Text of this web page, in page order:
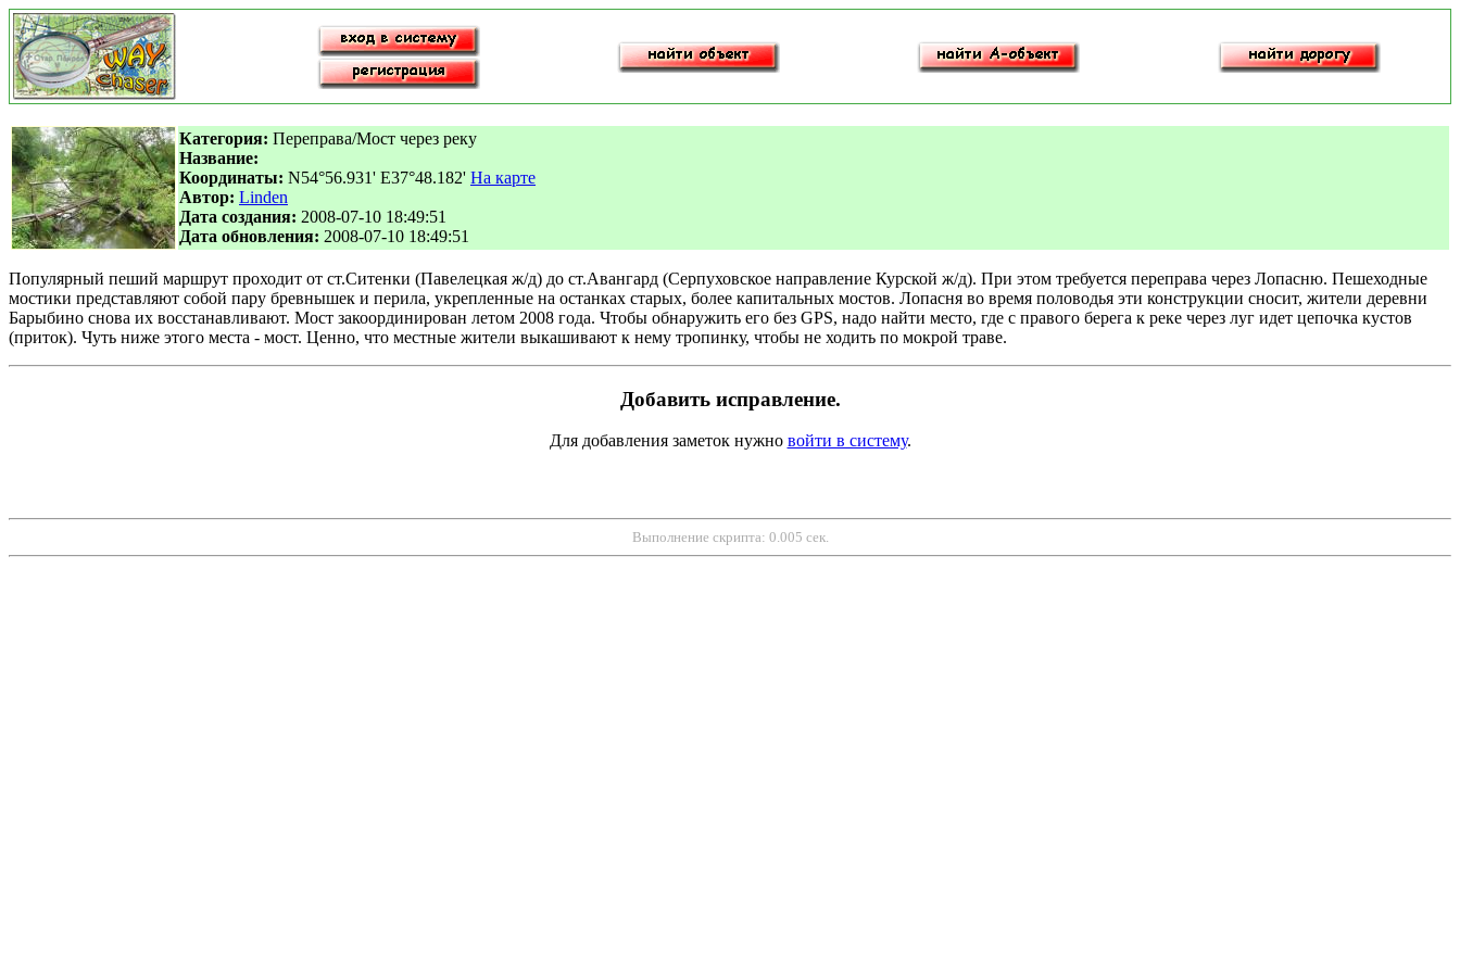
Категория: Переправа/Мост через реку
Название:
Координаты: N54°56.931' E37°48.182' На карте
Автор: Linden
Дата создания: 2008-07-10 18:49:51
Дата обновления: 2008-07-10 18:49:51
Популярный пеший маршрут проходит от ст.Ситенки (Павелецкая ж/д) до ст.Авангард (Серпуховское направление Курской ж/д). При этом требуется переправа через Лопасню. Пешеходные
мостики представляют собой пару бревнышек и перила, укрепленные на останках старых, более капитальных мостов. Лопасня во время половодья эти конструкции сносит, жители деревни
Барыбино снова их восстанавливают. Мост закоординирован летом 2008 года. Чтобы обнаружить его без GPS, надо найти место, где с правого берега к реке через луг идет цепочка кустов
(приток). Чуть ниже этого места - мост. Ценно, что местные жители выкашивают к нему тропинку, чтобы не ходить по мокрой траве.
Добавить исправление.
Для добавления заметок нужно войти в систему.
Выполнение скрипта: 0.005 сек.